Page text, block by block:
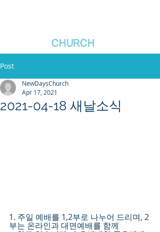
CHURCH
Post
2021-04-18 새날소식
NewDaysChurch
Apr 17, 2021
1. 주일 예배를 1,2부로 나누어 드리며, 2
부는 온라인과 대면예배를 함께